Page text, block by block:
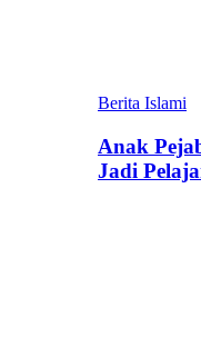
Berita Islami
Anak
Jadi